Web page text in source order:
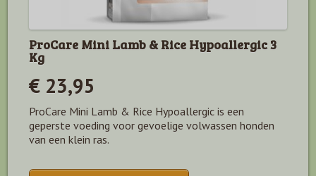
ProCare Mini Lamb & Rice Hypoallergic 3
Kg
€ 23,95
ProCare Mini Lamb & Rice Hypoallergic is een
geperste voeding voor gevoelige volwassen honden
van een klein ras.